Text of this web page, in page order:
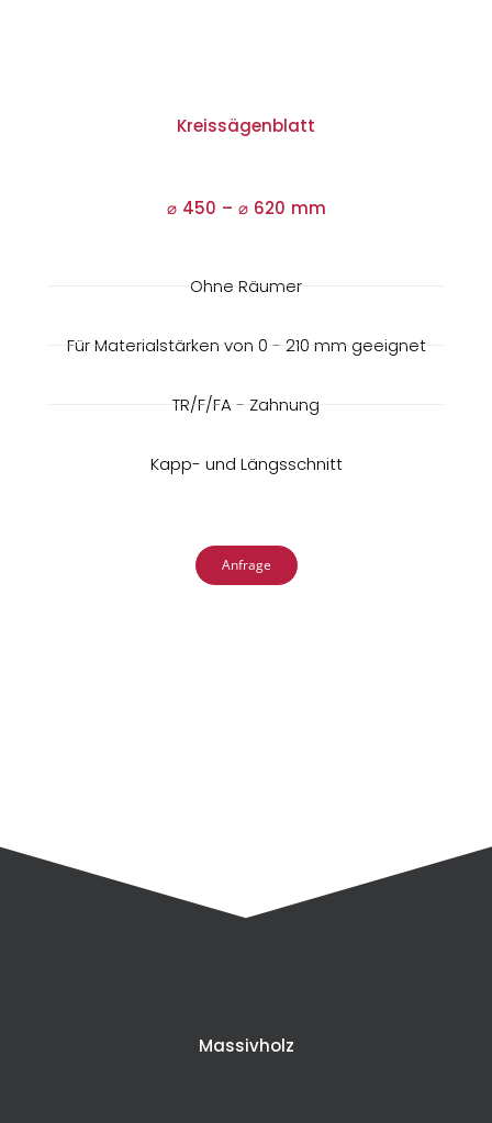
Kreissägenblatt
⌀ 450 – ⌀620 mm
Ohne Räumer
Für Materialstärken von 0 - 210 mm geeignet
TR/F/FA - Zahnung
Kapp- und Längsschnitt
Anfrage
Massivholz